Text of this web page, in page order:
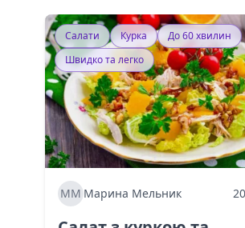
Салати Курка
До 60 хвилин
Швидко та легко
ММ Марина Мельник